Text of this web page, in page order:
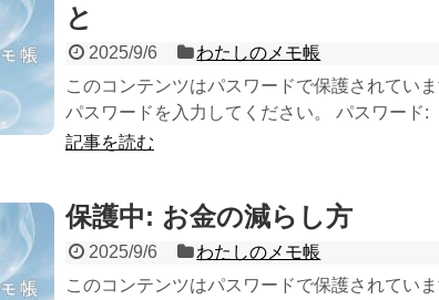
と
2025/9/6
わたしのメモ帳
このコンテンツはパスワードで保護されてい
パスワードを入力してください。 パスワード:
記事を読む
保護中: お金の減らし方
2025/9/6
わたしのメモ帳
このコンテンツはパスワードで保護されてい